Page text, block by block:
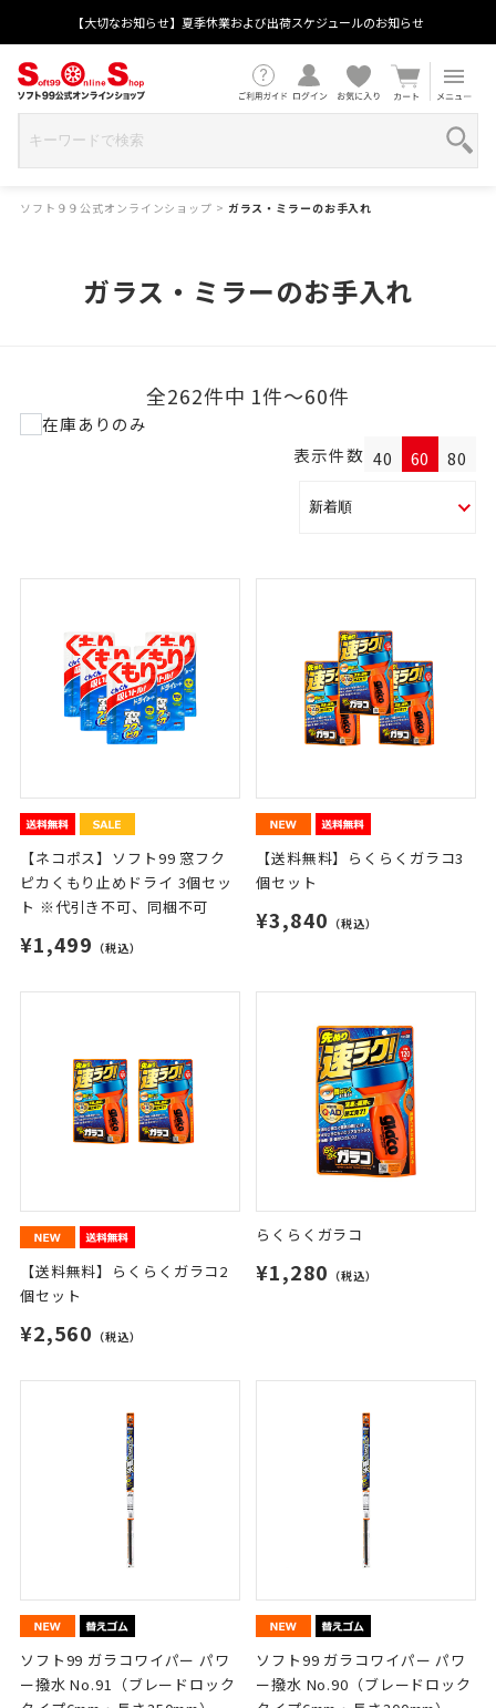
【大切なお知らせ】夏季休業および出荷スケジュールのお知らせ
ソフト９９公式オンラインショップ > ガラス・ミラーのお手入れ
ガラス・ミラーのお手入れ
全262件中 1件～60件
在庫ありのみ
表示件数 40 60 80
【ネコポス】ソフト99 窓フク
ピカくもり止めドライ 3個セッ
ト ※代引き不可、同梱不可
¥1,499 （税込）
【送料無料】らくらくガラコ3
個セット
¥3,840 （税込）
【送料無料】らくらくガラコ2
個セット
¥2,560 （税込）
らくらくガラコ
¥1,280 （税込）
ソフト99 ガラコワイパー パワ
ー撥水 No.91（ブレードロック
ソフト99 ガラコワイパー パワ
ー撥水 No.90（ブレードロック